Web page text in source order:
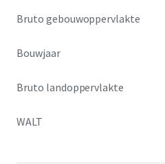
Bruto gebouwoppervlakte
Bouwjaar
Bruto landoppervlakte
WALT